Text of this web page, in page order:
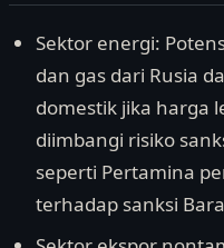
Sektor energi:
dan gas dari Rusia
domestik jika harga
diimbangi risiko
seperti Pertamina
terhadap sanksi